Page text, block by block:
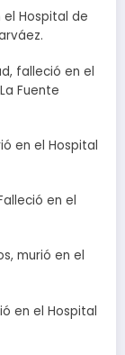
el Hospital de
falleció en el
Fuente
en el Hospital
en el
murió en el
en el Hospital